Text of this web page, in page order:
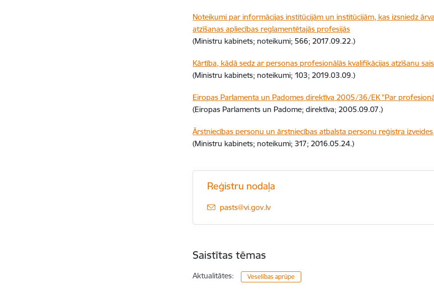
Noteikumi par informācijas institūcijām un institūcijām, kas izsniedz
atzīšanas apliecības reglamentētajās profesijās
(Ministru kabinets; noteikumi; 566; 2017.09.22.)
Kārtība, kādā sedz ar personas profesionālās kvalifikācijas atzīšanu
(Ministru kabinets; noteikumi; 103; 2019.03.09.)
Eiropas Parlamenta un Padomes direktīva 2005/36/EK "Par
(Eiropas Parlaments un Padome; direktīva; 2005.09.07.)
Ārstniecības personu un ārstniecības atbalsta personu reģistra
(Ministru kabinets; noteikumi; 317; 2016.05.24.)
Reģistru nodaļa
E-pasts:
pasts@vi.gov.lv
Saistītas tēmas
Aktualitātes: Veselības aprūpe